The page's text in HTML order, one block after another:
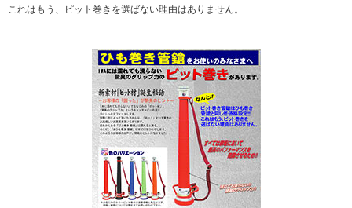
これはもう、ピット巻きを選ばない理由はありません。